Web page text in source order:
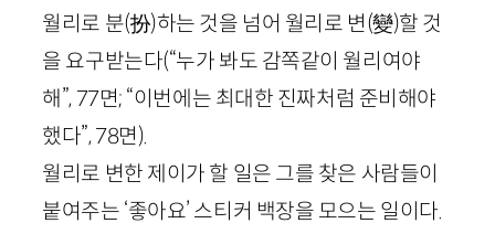
월리로 분(扮)하는 것을 넘어 월리로 변(變)할 것
을 요구받는다(“누가 봐도 감쪽같이 월리여야
해”, 77면; “이번에는 최대한 진짜처럼 준비해야
했다”,78면).
월리로 변한 제이가 할 일은 그를 찾은 사람들이
붙여주는 ‘좋아요’ 스티커 백장을 모으는 일이다.